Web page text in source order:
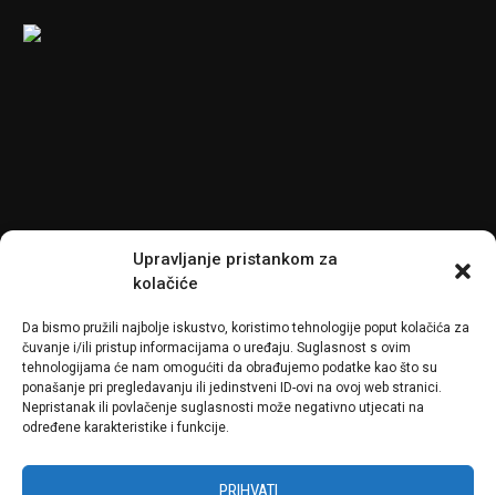
Upravljanje pristankom za
kolačiće
Da bismo pružili najbolje iskustvo, koristimo tehnologije poput kolačića za
čuvanje i/ili pristup informacijama o uređaju. Suglasnost s ovim
tehnologijama će nam omogućiti da obrađujemo podatke kao što su
ponašanje pri pregledavanju ili jedinstveni ID-ovi na ovoj web stranici.
Nepristanak ili povlačenje suglasnosti može negativno utjecati na
određene karakteristike i funkcije.
PRIHVATI
InProjekti
KUĆNI GYM, ZAGREB